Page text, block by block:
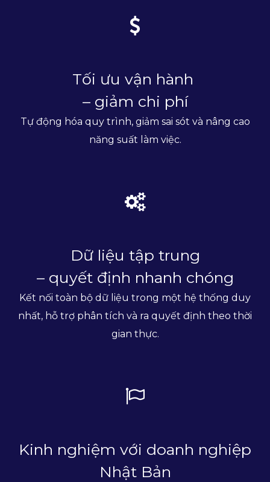
Tối ưu vận hành
– giảm chi phí
Tự động hóa quy trình, giảm sai sót và nâng cao
năng suất làm việc.
Dữ liệu tập trung
– quyết định nhanh chóng
Kết nối toàn bộ dữ liệu trong một hệ thống duy
nhất, hỗ trợ phân tích và ra quyết định theo thời
gian thực.
Kinh nghiệm với doanh nghiệp
Nhật Bản